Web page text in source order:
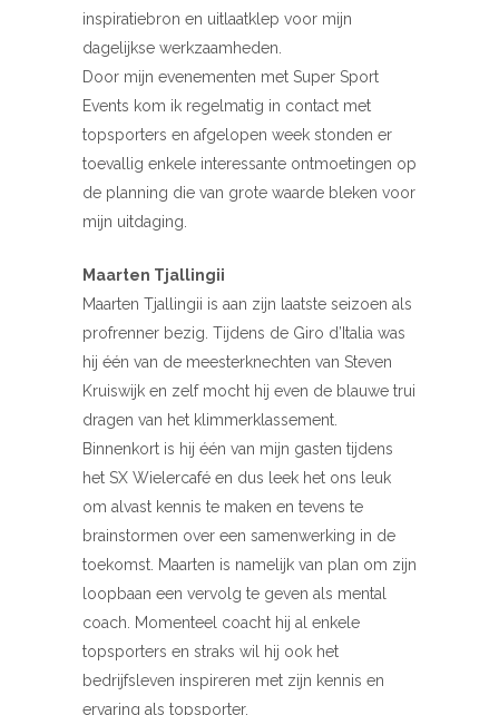
inspiratiebron en uitlaatklep voor mijn
dagelijkse werkzaamheden.
Door mijn evenementen met Super Sport
Events kom ik regelmatig in contact met
topsporters en afgelopen week stonden er
toevallig enkele interessante ontmoetingen op
de planning die van grote waarde bleken voor
mijn uitdaging.
Maarten Tjallingii
Maarten Tjallingii is aan zijn laatste seizoen als
profrenner bezig. Tijdens de Giro d’Italia was
hij één van de meesterknechten van Steven
Kruiswijk en zelf mocht hij even de blauwe trui
dragen van het klimmerklassement.
Binnenkort is hij één van mijn gasten tijdens
het SX Wielercafé en dus leek het ons leuk
om alvast kennis te maken en tevens te
brainstormen over een samenwerking in de
toekomst. Maarten is namelijk van plan om zijn
loopbaan een vervolg te geven als mental
coach. Momenteel coacht hij al enkele
topsporters en straks wil hij ook het
bedrijfsleven inspireren met zijn kennis en
ervaring als topsporter.